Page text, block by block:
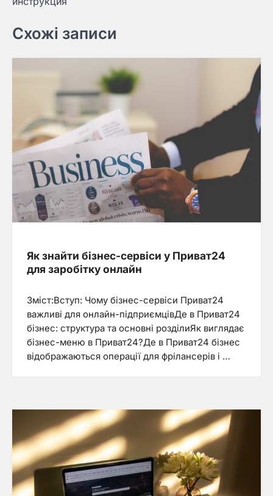
Схожі записи
Як знайти бізнес-сервіси у Приват24
для заробітку онлайн
Зміст:Вступ: Чому бізнес-сервіси Приват24
важливі для онлайн-підприємцівДе в Приват24
бізнес: структура та основні розділиЯк виглядає
бізнес-меню в Приват24?Де в Приват24 бізнес
відображаються операції для фрілансерів і …